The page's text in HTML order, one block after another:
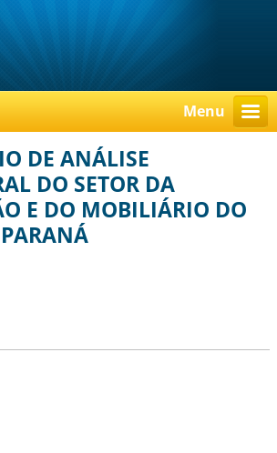
Menu
DE ANÁLISE
DO SETOR DA
E DO MOBILIÁRIO DO